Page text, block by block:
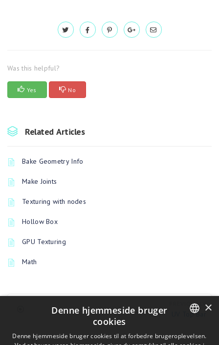
Was this helpful?
Yes No
Related Articles
Bake Geometry Info
Make Joints
Texturing with nodes
Hollow Box
GPU Texturing
Math
PREVIOUSLY
UV Top Bar
UP NEXT
ENGLISH
×
Denne hjemmeside bruger
cookies
Denne hjemmeside bruger cookies til at forbedre brugeroplevelsen.